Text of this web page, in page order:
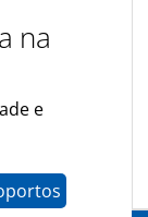
na
e